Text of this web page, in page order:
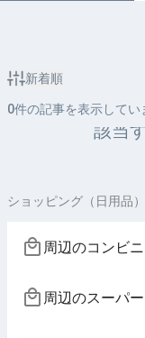
新着順
0件の記事を表示してい
該当
ショッピング（日用品）
周辺のコンビニ
周辺のスーパー